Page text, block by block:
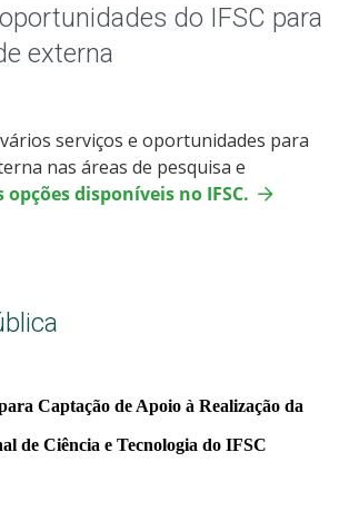
do IFSC para
externa
vários serviços e oportunidades para
nas áreas de pesquisa e
opções disponíveis no IFSC.
Captação de Apoio à Realização da
de Ciência e Tecnologia do IFSC